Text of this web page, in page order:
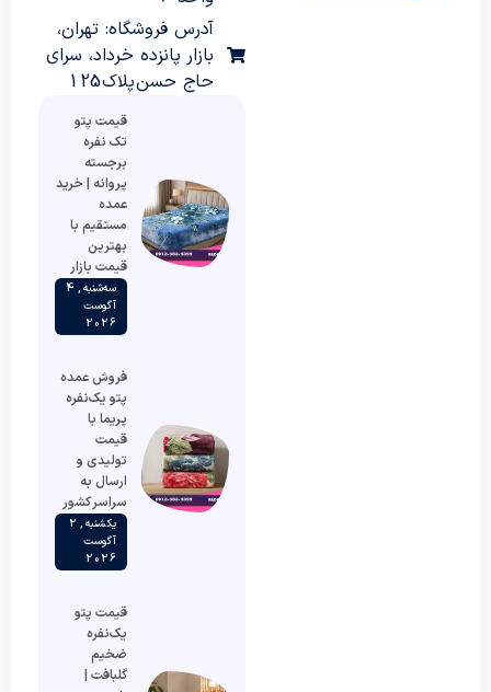
آدرس فروشگاه: تهران،
بازار پانزده خرداد، سرای
حاج حسن پلاک 125
قیمت پتو
تک نفره
برجسته
پروانه | خرید
عمده
مستقیم با
بهترین
قیمت بازار
سه‌شنبه , 4
آگوست
2026
فروش عمده
پتو یک‌نفره
پریما با
قیمت
تولیدی و
ارسال به
سراسر کشور
یکشنبه , 2
آگوست
2026
قیمت پتو
یک‌نفره
ضخیم
گلبافت |